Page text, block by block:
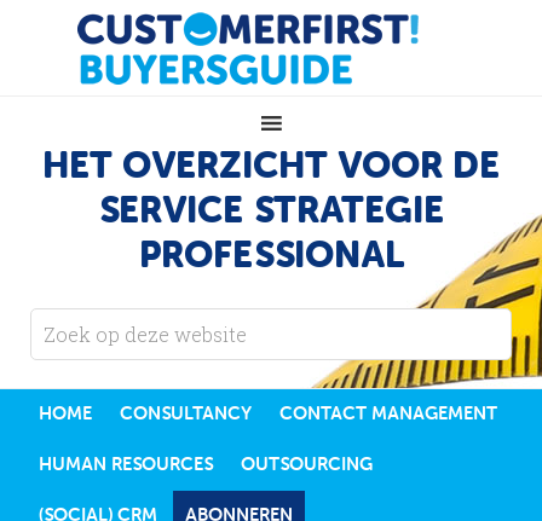
HET OVERZICHT VOOR DE
SERVICE STRATEGIE
PROFESSIONAL
HOME CONSULTANCY CONTACT MANAGEMENT
HUMAN RESOURCES OUTSOURCING
(SOCIAL) CRM ABONNEREN